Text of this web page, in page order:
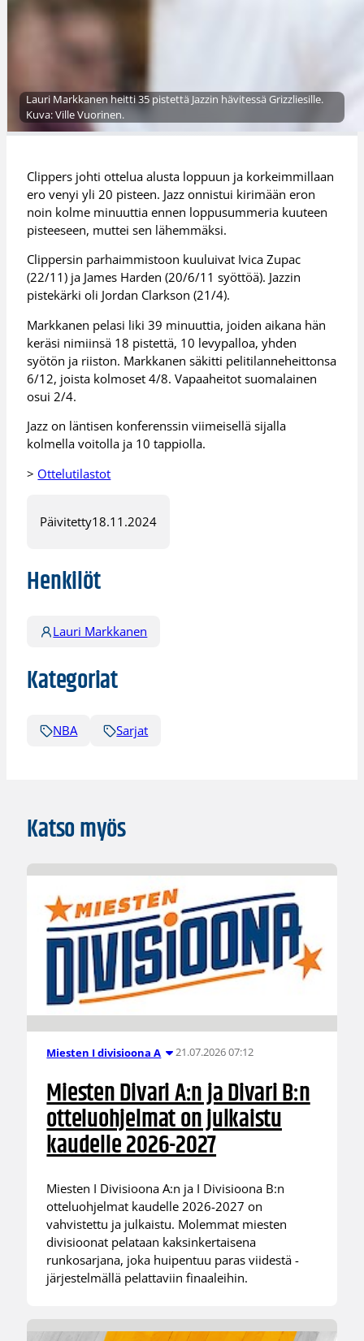
Lauri Markkanen heitti 35 pistettä Jazzin hävitessä Grizzliesille.
Kuva: Ville Vuorinen.
Clippers johti ottelua alusta loppuun ja korkeimmillaan
ero venyi yli 20 pisteen. Jazz onnistui kirimään eron
noin kolme minuuttia ennen loppusummeria kuuteen
pisteeseen, muttei sen lähemmäksi.
Clippersin parhaimmistoon kuuluivat Ivica Zupac
(22/11) ja James Harden (20/6/11 syöttöä). Jazzin
pistekärki oli Jordan Clarkson (21/4).
Markkanen pelasi liki 39 minuuttia, joiden aikana hän
keräsi nimiinsä 18 pistettä, 10 levypalloa, yhden
syötön ja riiston. Markkanen säkitti pelitilanneheittonsa
6/12, joista kolmoset 4/8. Vapaaheitot suomalainen
osui 2/4.
Jazz on läntisen konferenssin viimeisellä sijalla
kolmella voitolla ja 10 tappiolla.
> Ottelutilastot
Päivitetty18.11.2024
Henkilöt
Lauri Markkanen
Kategoriat
NBA Sarjat
Katso myös
Miesten I divisioona A 21.07.2026 07:12
Miesten Divari A:n ja Divari B:n
otteluohjelmat on julkaistu
kaudelle 2026-2027
Miesten I Divisioona A:n ja I Divisioona B:n
otteluohjelmat kaudelle 2026-2027 on
vahvistettu ja julkaistu. Molemmat miesten
divisioonat pelataan kaksinkertaisena
runkosarjana, joka huipentuu paras viidestä -
järjestelmällä pelattaviin finaaleihin.